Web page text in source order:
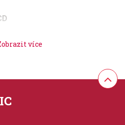
+ instruktážní tituly a školy